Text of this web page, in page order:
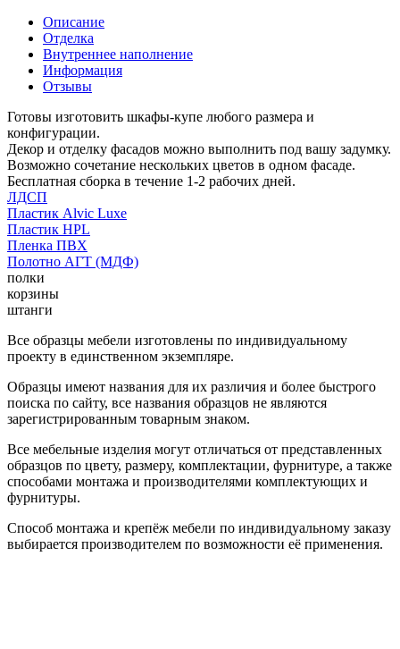
Описание
Отделка
Внутреннее наполнение
Информация
Отзывы
Готовы изготовить шкафы-купе любого размера и
конфигурации.
Декор и отделку фасадов можно выполнить под вашу задумку.
Возможно сочетание нескольких цветов в одном фасаде.
Бесплатная сборка в течение 1-2 рабочих дней.
ЛДСП
Пластик Alvic Luxe
Пластик HPL
Пленка ПВХ
Полотно АГТ (МДФ)
полки
корзины
штанги
Все образцы мебели изготовлены по индивидуальному
проекту в единственном экземпляре.
Образцы имеют названия для их различия и более быстрого
поиска по сайту, все названия образцов не являются
зарегистрированным товарным знаком.
Все мебельные изделия могут отличаться от представленных
образцов по цвету, размеру, комплектации, фурнитуре, а также
способами монтажа и производителями комплектующих и
фурнитуры.
Способ монтажа и крепёж мебели по индивидуальному заказу
выбирается производителем по возможности её применения.